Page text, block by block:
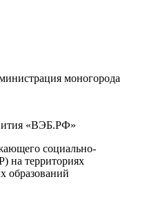
моногорода
«ВЭБ.РФ»
социально-
на территориях
образований